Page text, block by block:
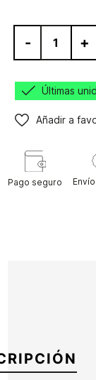
- +
Últimas
Añadir a
Pago seguro